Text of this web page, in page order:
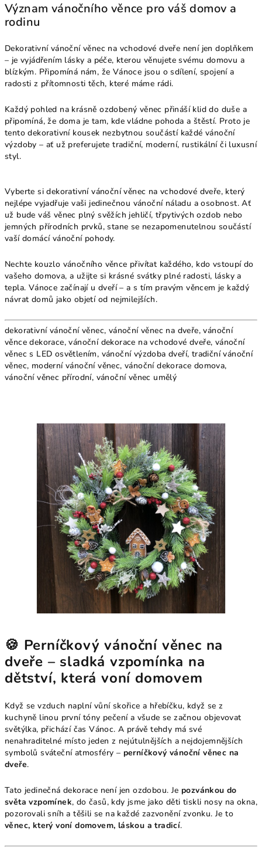
Význam vánočního věnce pro váš domov a
rodinu
Dekorativní vánoční věnec na vchodové dveře není jen doplňkem
– je vyjádřením lásky a péče, kterou věnujete svému domovu a
blízkým. Připomíná nám, že Vánoce jsou o sdílení, spojení a
radosti z přítomnosti těch, které máme rádi.
Každý pohled na krásně ozdobený věnec přináší klid do duše a
připomíná, že doma je tam, kde vládne pohoda a štěstí. Proto je
tento dekorativní kousek nezbytnou součástí každé vánoční
výzdoby – ať už preferujete tradiční, moderní, rustikální či luxusní
styl.
Vyberte si dekorativní vánoční věnec na vchodové dveře, který
nejlépe vyjadřuje vaši jedinečnou vánoční náladu a osobnost. Ať
už bude váš věnec plný svěžích jehličí, třpytivých ozdob nebo
jemných přírodních prvků, stane se nezapomenutelnou součástí
vaší domácí vánoční pohody.
Nechte kouzlo vánočního věnce přivítat každého, kdo vstoupí do
vašeho domova, a užijte si krásné svátky plné radosti, lásky a
tepla. Vánoce začínají u dveří – a s tím pravým věncem je každý
návrat domů jako objetí od nejmilejších.
dekorativní vánoční věnec, vánoční věnec na dveře, vánoční
věnce dekorace, vánoční dekorace na vchodové dveře, vánoční
věnec s LED osvětlením, vánoční výzdoba dveří, tradiční vánoční
věnec, moderní vánoční věnec, vánoční dekorace domova,
vánoční věnec přírodní, vánoční věnec umělý
🍪 Perníčkový vánoční věnec na
dveře – sladká vzpomínka na
dětství, která voní domovem
Když se vzduch naplní vůní skořice a hřebíčku, když se z
kuchyně linou první tóny pečení a všude se začnou objevovat
světýlka, přichází čas Vánoc. A právě tehdy má své
nenahraditelné místo jeden z nejútulnějších a nejdojemnějších
symbolů sváteční atmosféry – perníčkový vánoční věnec na
dveře.
Tato jedinečná dekorace není jen ozdobou. Je pozvánkou do
světa vzpomínek, do časů, kdy jsme jako děti tiskli nosy na okna,
pozorovali sníh a těšili se na každé zazvonění zvonku. Je to
věnec, který voní domovem, láskou a tradicí.